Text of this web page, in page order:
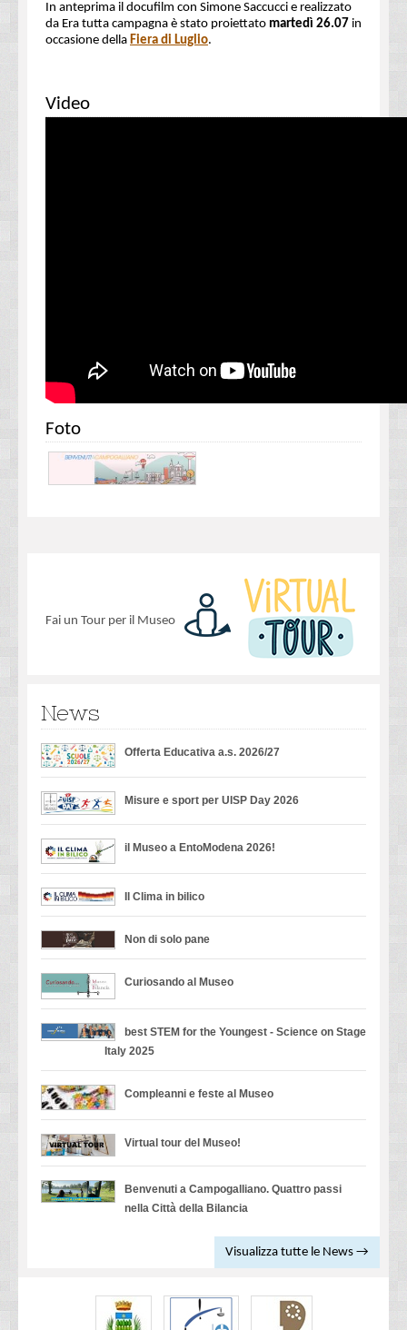
In anteprima il docufilm con Simone Saccucci e realizzato
da Era tutta campagna è stato proiettato martedì 26.07 in
occasione della Fiera di Luglio.
Video
Foto
Fai un Tour per il Museo
News
Offerta Educativa a.s. 2026/27
Misure e sport per UISP Day 2026
il Museo a EntoModena 2026!
Il Clima in bilico
Non di solo pane
Curiosando al Museo
best STEM for the Youngest - Science on Stage
Italy 2025
Compleanni e feste al Museo
Virtual tour del Museo!
Benvenuti a Campogalliano. Quattro passi
nella Città della Bilancia
Visualizza tutte le News →